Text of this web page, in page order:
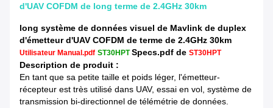
d'UAV COFDM de long terme de 2.4GHz 30km
long système de données visuel de Mavlink de duplex
d'émetteur d'UAV COFDM de terme de 2.4GHz 30km
Utilisateur Manual.pdf ST30HPTSpecs.pdf de ST30HPT
Description de produit :
En tant que sa petite taille et poids léger, l'émetteur-
récepteur est très utilisé dans UAV, essai en vol, système de
transmission bi-directionnel de télémétrie de données.